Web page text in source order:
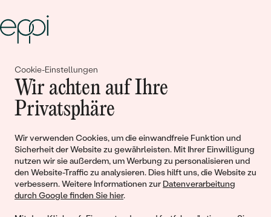
Cookie-Einstellungen
Wir achten auf Ihre
Privatsphäre
Wir verwenden Cookies, um die einwandfreie Funktion und
Sicherheit der Website zu gewährleisten. Mit Ihrer Einwilligung
nutzen wir sie außerdem, um Werbung zu personalisieren und
den Website-Traffic zu analysieren. Dies hilft uns, die Website zu
verbessern. Weitere Informationen zur Datenverarbeitung
durch Google finden Sie hier.
Gemeinsam erschaffen wir
Geschichten von Schönheit und
Liebe
Begleiten Sie uns!